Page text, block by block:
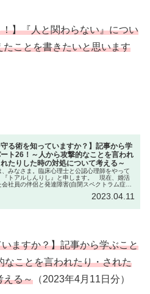
】『人と関わらない』につい
ことを書きたいと思います
守る術を知っていますか？】記事から学
ト26！～人から攻撃的なことを言われ
たりした時の対処について考える～
、みなさま。臨床心理士と公認心理師をやって
『トアルしんりし』と申します。 現在、婚活
会社員の伴侶と発達障害(自閉スペクトラム症と
2023.04.11
ますか？】記事から学ぶこと
なことを言われたり・された
える～ （2023年4月11日分）